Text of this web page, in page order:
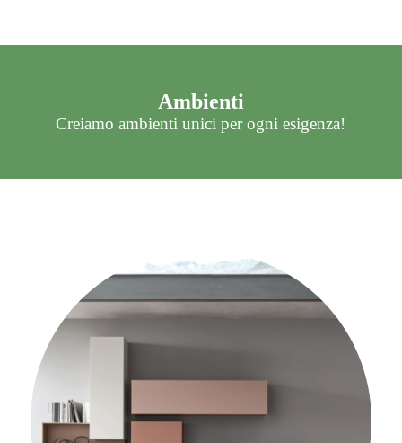
Ambienti
Creiamo ambienti unici per ogni esigenza!